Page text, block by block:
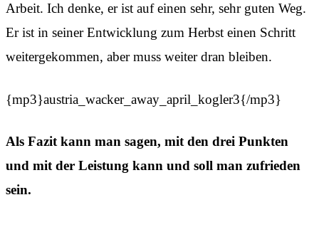
Arbeit. Ich denke, er ist auf einen sehr, sehr guten Weg.
Er ist in seiner Entwicklung zum Herbst einen Schritt
weitergekommen, aber muss weiter dran bleiben.
{mp3}austria_wacker_away_april_kogler3{/mp3}
Als Fazit kann man sagen, mit den drei Punkten
und mit der Leistung kann und soll man zufrieden
sein.